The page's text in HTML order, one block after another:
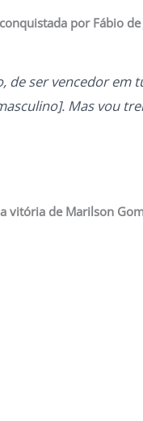
por Fábio de
de ser vencedor em
Mas vou
vitória de Marilson